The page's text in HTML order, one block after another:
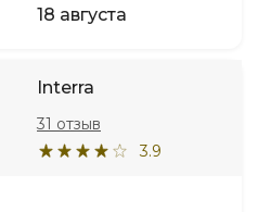
18 августа
Interra
3.9
31 отзыв